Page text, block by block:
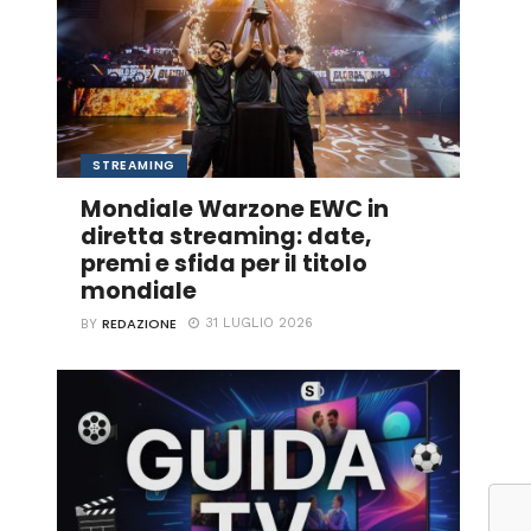
STREAMING
Mondiale Warzone EWC in
diretta streaming: date,
premi e sfida per il titolo
mondiale
BYREDAZIONE 31 LUGLIO 2026